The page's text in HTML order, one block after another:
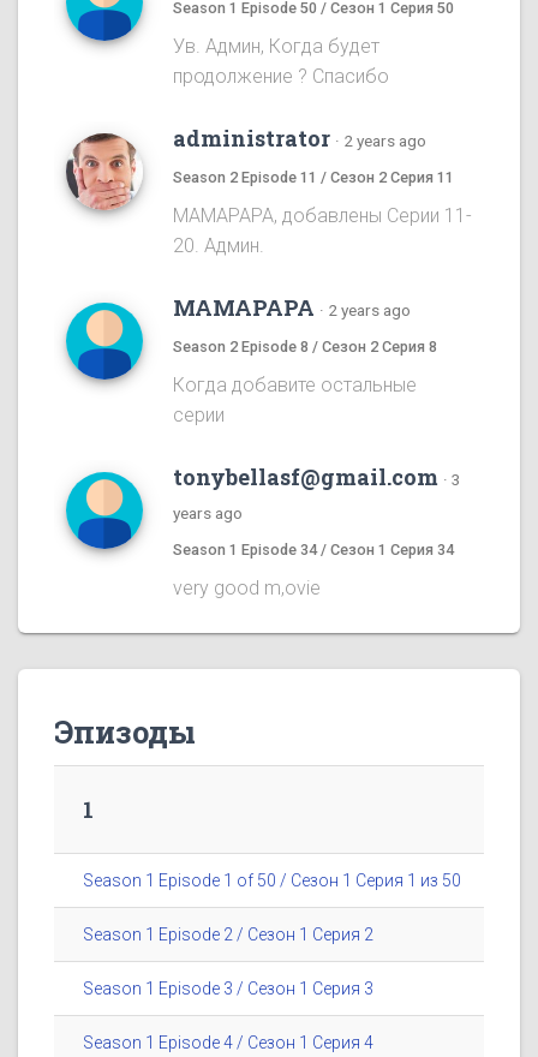
Season 1 Episode 50 / Сезон 1 Серия 50
Ув. Админ, Когда будет
продолжение ? Спасибо
administrator · 2 years ago
Season 2 Episode 11 / Сезон 2 Серия 11
MAMAPAPA, добавлены Серии 11-
20. Админ.
MAMAPAPA · 2 years ago
Season 2 Episode 8 / Сезон 2 Серия 8
Когда добавите остальные
серии
tonybellasf@gmail.com · 3
years ago
Season 1 Episode 34 / Сезон 1 Серия 34
very good m,ovie
Эпизоды
1
Season 1 Episode 1 of 50 / Сезон 1 Серия 1 из 50
Season 1 Episode 2 / Сезон 1 Серия 2
Season 1 Episode 3 / Сезон 1 Серия 3
Season 1 Episode 4 / Сезон 1 Серия 4